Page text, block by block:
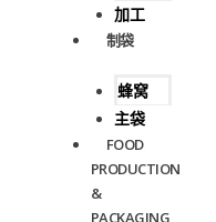
加工
制袋
蜂窝
主袋
FOOD
PRODUCTION
&
PACKAGING